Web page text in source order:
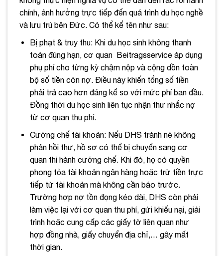
chính, ảnh hưởng trực tiếp đến quá trình du học nghề
và lưu trú bên Đức. Có thể kể tên như sau:
Bị phạt & truy thu: Khi du học sinh không thanh
toán đúng hạn, cơ quan Beitragsservice áp dụng
phụ phí cho từng kỳ chậm nộp và cộng dồn toàn
bộ số tiền còn nợ. Điều này khiến tổng số tiền
phải trả cao hơn đáng kể so với mức phí ban đầu.
Đồng thời du học sinh liên tục nhận thư nhắc nợ
từ cơ quan thu phí.
Cưỡng chế tài khoản: Nếu DHS tránh né không
phản hồi thư, hồ sơ có thể bị chuyển sang cơ
quan thi hành cưỡng chế. Khi đó, họ có quyền
phong tỏa tài khoản ngân hàng hoặc trừ tiền trực
tiếp từ tài khoản mà không cần báo trước.
Trường hợp nợ tồn đọng kéo dài, DHS còn phải
làm việc lại với cơ quan thu phí, gửi khiếu nại, giải
trình hoặc cung cấp các giấy tờ liên quan như
hợp đồng nhà, giấy chuyển địa chỉ,… gây mất
thời gian.